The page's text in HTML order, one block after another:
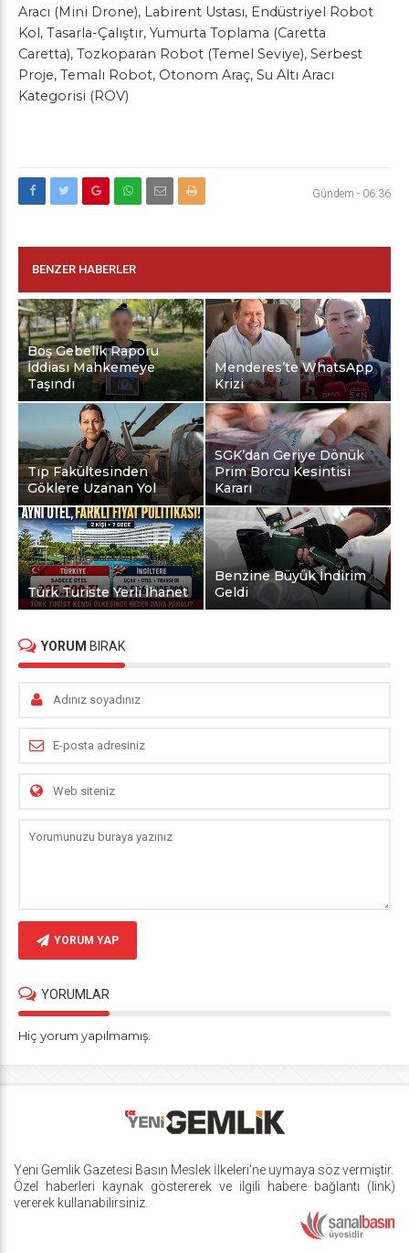
Aracı (Mini Drone), Labirent Ustası, Endüstriyel Robot
Kol, Tasarla-Çalıştır, Yumurta Toplama (Caretta
Caretta), Tozkoparan Robot (Temel Seviye), Serbest
Proje, Temalı Robot, Otonom Araç, Su Altı Aracı
Kategorisi (ROV)
Gündem - 06:36
BENZER HABERLER
Boş Gebelik Raporu
İddiası Mahkemeye
Taşındı
Menderes’te WhatsApp
Krizi
Tıp Fakültesinden
Göklere Uzanan Yol
SGK’dan Geriye Dönük
Prim Borcu Kesintisi
Kararı
Türk Turiste Yerli İhanet
Benzine Büyük İndirim
Geldi
YORUM BIRAK
YORUM YAP
YORUMLAR
Hiç yorum yapılmamış.
Yeni Gemlik Gazetesi Basın Meslek İlkeleri'ne uymaya söz vermiştir.
Özel haberleri kaynak göstererek ve ilgili habere bağlantı (link)
vererek kullanabilirsiniz.